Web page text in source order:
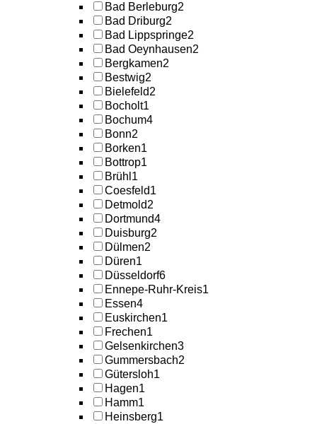
Bad Berleburg2
Bad Driburg2
Bad Lippspringe2
Bad Oeynhausen2
Bergkamen2
Bestwig2
Bielefeld2
Bocholt1
Bochum4
Bonn2
Borken1
Bottrop1
Brühl 1
Coesfeld1
Detmold2
Dortmund4
Duisburg2
Dülmen2
Düren1
Düsseldorf6
Ennepe-Ruhr-Kreis1
Essen4
Euskirchen1
Frechen1
Gelsenkirchen3
Gummersbach2
Gütersloh1
Hagen1
Hamm1
Heinsberg1